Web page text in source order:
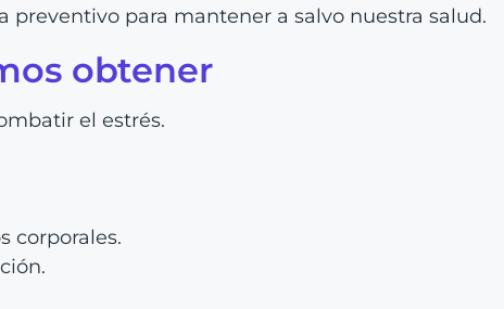
para mantener a salvo nuestra salud.
obtener
el estrés.
corporales.